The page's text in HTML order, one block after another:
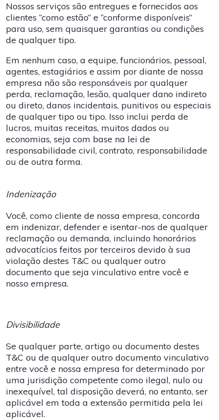
Nossos serviços são entregues e fornecidos aos
clientes “como estão” e “conforme disponíveis”
para uso, sem quaisquer garantias ou condições
de qualquer tipo.
Em nenhum caso, a equipe, funcionários, pessoal,
agentes, estagiários e assim por diante de nossa
empresa não são responsáveis ​​por qualquer
perda, reclamação, lesão, qualquer dano indireto
ou direto, danos incidentais, punitivos ou especiais
de qualquer tipo ou tipo. Isso inclui perda de
lucros, muitas receitas, muitos dados ou
economias, seja com base na lei de
responsabilidade civil, contrato, responsabilidade
ou de outra forma.
Indenização
Você, como cliente de nossa empresa, concorda
em indenizar, defender e isentar-nos de qualquer
reclamação ou demanda, incluindo honorários
advocatícios feitos por terceiros devido à sua
violação destes T&C ou qualquer outro
documento que seja vinculativo entre você e
nosso empresa.
Divisibilidade
Se qualquer parte, artigo ou documento destes
T&C ou de qualquer outro documento vinculativo
entre você e nossa empresa for determinado por
uma jurisdição competente como ilegal, nulo ou
inexequível, tal disposição deverá, no entanto, ser
aplicável em toda a extensão permitida pela lei
aplicável.